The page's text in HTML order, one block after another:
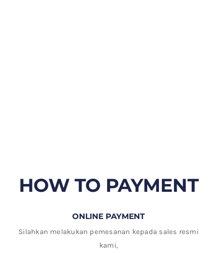
HOW TO PAYMENT
ONLINE PAYMENT
Silahkan melakukan pemesanan kepada sales resmi
kami,